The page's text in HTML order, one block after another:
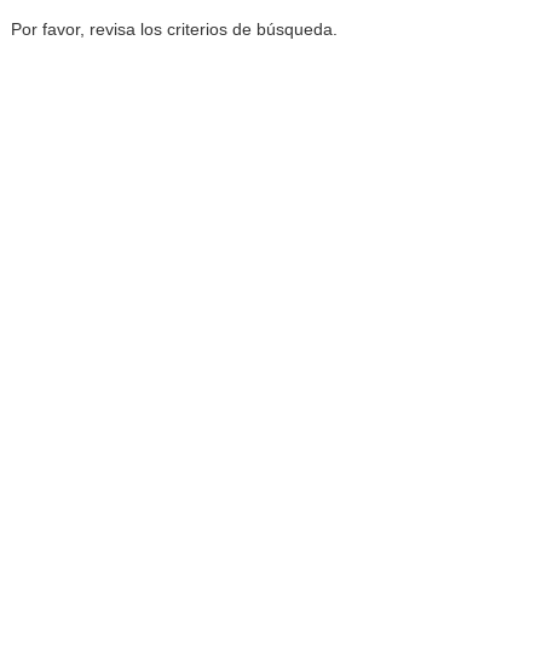
Por favor, revisa los criterios de búsqueda.